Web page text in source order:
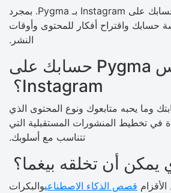
ما عليك سوى ربط حسابك على Instagram بـ Pygma. بمجرد
حسابك واقتراح أفكار للمحتوى وأوقات
النشر.
كيف تدرس Pygma حسابك على
Instagram؟
وما يحبه متابعوك ونوع المحتوى الذي
في تخطيط المنشورات المستقبلية التي
تتناسب مع أسلوبك.
يمكن أن تخلقه بيغما؟
قصص الذكاء الاصطناعيوالبكرات